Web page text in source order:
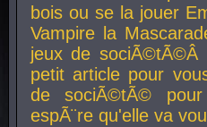
bois ou se la jouer
Vampire la
jeux de
petit article pour
de sociÃ©tÃ©
espÃ¨re qu'elle va